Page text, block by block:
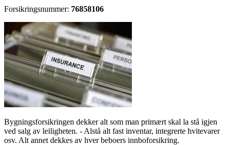
Forsikringsnummer: 76858106
Bygningsforsikringen dekker alt som man primært skal la stå igjen
ved salg av leiligheten. - Alstå alt fast inventar, integrerte hvitevarer
osv. Alt annet dekkes av hver beboers innboforsikring.